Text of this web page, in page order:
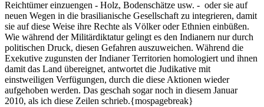
Reichtümer einzuengen - Holz, Bodenschätze usw. - oder sie auf
neuen Wegen in die brasilianische Gesellschaft zu integrieren, damit
sie auf diese Weise ihre Rechte als Völker oder Ethnien einbüßen.
Wie während der Militärdiktatur gelingt es den Indianern nur durch
politischen Druck, diesen Gefahren auszuweichen. Während die
Exekutive zugunsten der Indianer Territorien homologiert und ihnen
damit das Land übereignet, antwortet die Judikative mit
einstweiligen Verfügungen, durch die diese Aktionen wieder
aufgehoben werden. Das geschah sogar noch in diesem Januar
2010, als ich diese Zeilen schrieb.{mospagebreak}